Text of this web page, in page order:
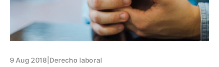
9 Aug 2018 Derecho laboral